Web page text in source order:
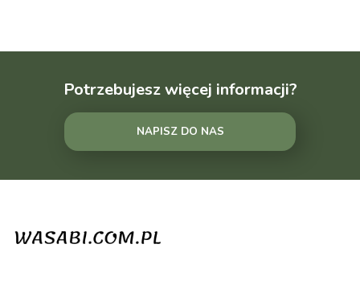
Potrzebujesz więcej informacji?
NAPISZ DO NAS